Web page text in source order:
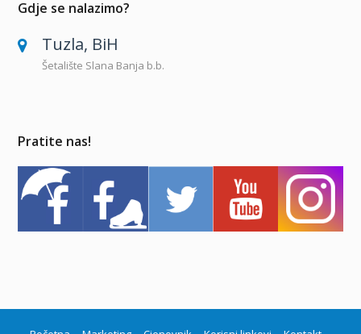
Gdje se nalazimo?
Tuzla, BiH
Šetalište Slana Banja b.b.
Pratite nas!